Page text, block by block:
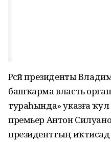
Рәсәй президенты
башҡарма власть
тураһында» указға
премьер Антон
президенттың